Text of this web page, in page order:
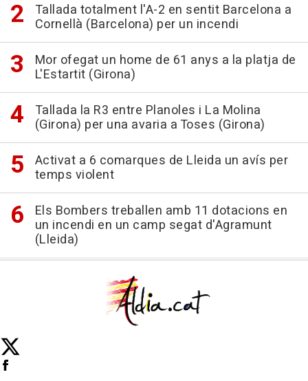
Tallada totalment l'A-2 en sentit Barcelona a
Cornellà (Barcelona) per un incendi
Mor ofegat un home de 61 anys a la platja de
L'Estartit (Girona)
Tallada la R3 entre Planoles i La Molina
(Girona) per una avaria a Toses (Girona)
Activat a 6 comarques de Lleida un avís per
temps violent
Els Bombers treballen amb 11 dotacions en
un incendi en un camp segat d'Agramunt
(Lleida)